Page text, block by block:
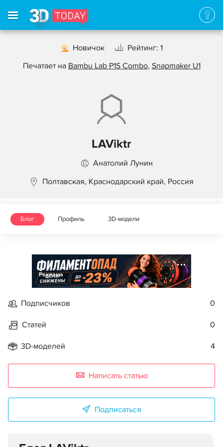
Новичок
Рейтинг: 1
Печатает на Bambu Lab P1S Combo, Snapmaker U1
LAViktr
Анатолий Лунин
Полтавская, Краснодарский край, Россия
Блог Профиль 3D-модели
Реклама
Подписчиков 0
Статей 0
3D-моделей 4
Написать статью
Подписаться